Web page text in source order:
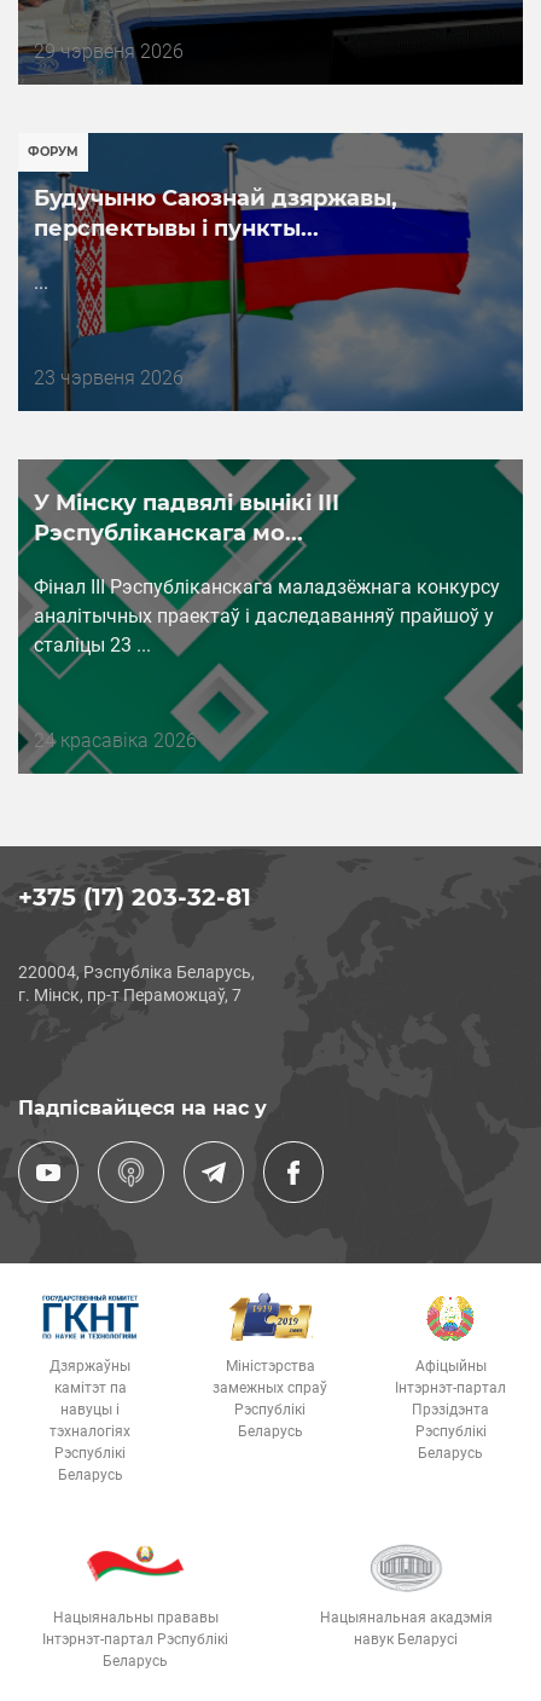
Дата
публикации
29 чэрвеня 2026
ФОРУМ
Будучыню Саюзнай дзяржавы,
перспектывы і пункты...
...
Дата
публикации
23 чэрвеня 2026
У Мінску падвялі вынікі ІІІ
Рэспубліканскага мо...
Фінал III Рэспубліканскага маладзёжнага конкурсу
аналітычных праектаў і даследаванняў прайшоў у
сталіцы 23 ...
Дата
публикации
24 красавіка 2026
+375 (17) 203-32-81
220004, Рэспубліка Беларусь,
г. Мінск, пр-т Пераможцаў, 7
Падпісвайцеся на нас у
Дзяржаўны
камітэт па
навуцы і
тэхналогіях
Рэспублікі
Беларусь
Міністэрства
замежных спраў
Рэспублікі
Беларусь
Афіцыйны
Інтэрнэт-партал
Прэзідэнта
Рэспублікі
Беларусь
Нацыянальны прававы
Інтэрнэт-партал Рэспублікі
Беларусь
Нацыянальная акадэмія
навук Беларусі